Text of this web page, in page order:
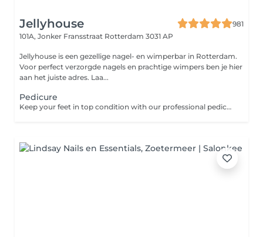
Jellyhouse
981
101A, Jonker Fransstraat Rotterdam 3031 AP
Jellyhouse is een gezellige nagel- en wimperbar in Rotterdam.
Voor perfect verzorgde nagels en prachtige wimpers ben je hier
aan het juiste adres. Laa...
Pedicure
Keep your feet in top condition with our professional pedicure. This service includes nail trimming, shaping, cuticle care, and an exfoliating scrub to remove dead skin, leaving your feet smooth and refreshed. Polish application can be added for a vibrant, long-lasting finish. Perfect for maintaining healthy, well-groomed feet and nails.